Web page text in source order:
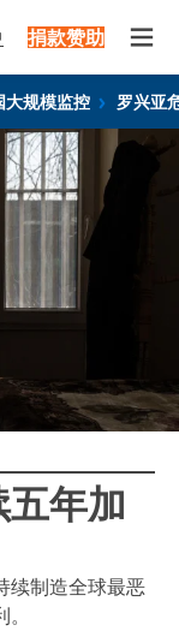
捐款赞助
大规模监控 罗兴亚
年加
续制造全球最恶